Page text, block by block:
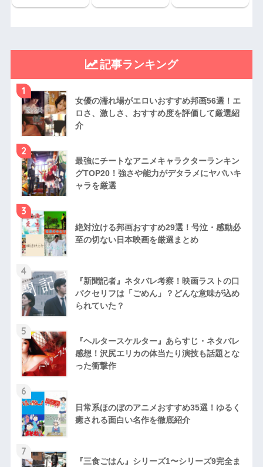
記事ランキング
1
女優の濡れ場がエロいおすすめ邦画56選！エ
ロさ、激しさ、おすすめ度を評価して厳選紹
介
2
最強にチートなアニメキャラクターランキン
グTOP20！強さや能力がデタラメにヤバいキ
ャラを厳選
3
絶対泣ける邦画おすすめ29選！号泣・感動必
至の切ない日本映画を厳選まとめ
4
『新聞記者』ネタバレ考察！映画ラストの口
パクセリフは「ごめん」？どんな意味が込め
られていた？
5
『ヘルタースケルター』あらすじ・ネタバレ
感想！沢尻エリカの体当たり演技も話題とな
った衝撃作
6
日常系ほのぼのアニメおすすめ35選！ゆるく
癒される面白い名作を徹底紹介
7
『三食ごはん』シリーズ1〜シリーズ9完全ま